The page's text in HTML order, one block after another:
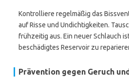
Kontrolliere regelmäßig das
auf Risse und Undichtigkeiten.
frühzeitig aus. Ein neuer Schlauch
beschädigtes Reservoir zu
Prävention gegen Geruch